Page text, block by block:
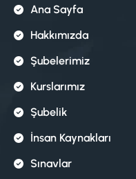
Ana Sayfa
Hakkımızda
Şubelerimiz
Kurslarımız
Şubelik
İnsan Kaynakları
Sınavlar